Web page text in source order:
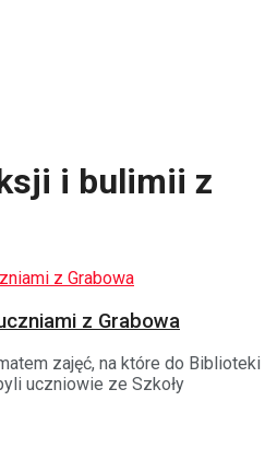
i bulimii z
z Grabowa
zajęć, na które do Biblioteki
uczniowie ze Szkoły